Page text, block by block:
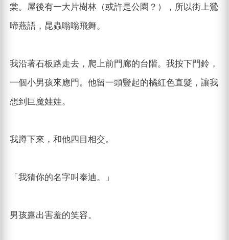
棠。屋後有一大片樹林（或許是公園？），所以街上鶯
啼燕語，昆蟲嗡嗡飛舞。
我沿著石板路走去，爬上前門廊的台階。我按下門鈴，
一個小男孩來應門。他留一頭豎起的橘紅色直髮，讓我
想到巨魔娃娃。
我蹲下來，和他四目相交。
「我猜你的名字叫泰迪。」
男孩露出害羞的笑容。